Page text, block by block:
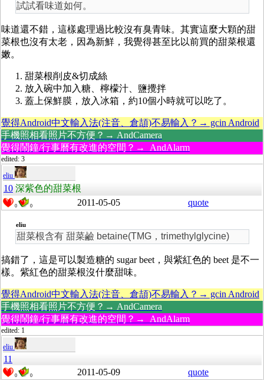
試試看味道如何。
味道還不錯，這樣處理過比較沒有臭青味。其實這麼大顆的甜
菜根也沒有太老，因為新鮮，我覺得甚至比以前買的甜菜根還
嫩。
甜菜根削皮&切成絲
放入碗中加入糖、檸檬汁、鹽攪拌
蓋上保鮮膜，放入冰箱，約10個小時就可以吃了。
覺得Android中文輸入法(注音、倉頡)不易輸入？→ gcin Android
手機照相看照片不方便？→ AndCamera
覺得鬧鐘/行事曆有改進的空間？→ AndAlarm
edited: 3
eliu
10 深紫色的甜菜根
0 0 2011-05-05 quote
eliu
甜菜根含有 甜菜鹼 betaine(TMG，trimethylglycine)
搞錯了，這是可以製造糖的 sugar beet，與紫紅色的 beet 是不一
樣。紫紅色的甜菜根沒什麼甜味。
覺得Android中文輸入法(注音、倉頡)不易輸入？→ gcin Android
手機照相看照片不方便？→ AndCamera
覺得鬧鐘/行事曆有改進的空間？→ AndAlarm
edited: 1
eliu
11
0 0 2011-05-09 quote